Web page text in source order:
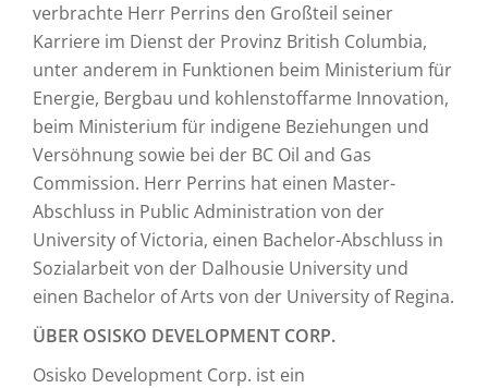
verbrachte Herr Perrins den Großteil seiner
Karriere im Dienst der Provinz British Columbia,
unter anderem in Funktionen beim Ministerium für
Energie, Bergbau und kohlenstoffarme Innovation,
beim Ministerium für indigene Beziehungen und
Versöhnung sowie bei der BC Oil and Gas
Commission. Herr Perrins hat einen Master-
Abschluss in Public Administration von der
University of Victoria, einen Bachelor-Abschluss in
Sozialarbeit von der Dalhousie University und
einen Bachelor of Arts von der University of Regina.
ÜBER OSISKO DEVELOPMENT CORP.
Osisko Development Corp. ist ein